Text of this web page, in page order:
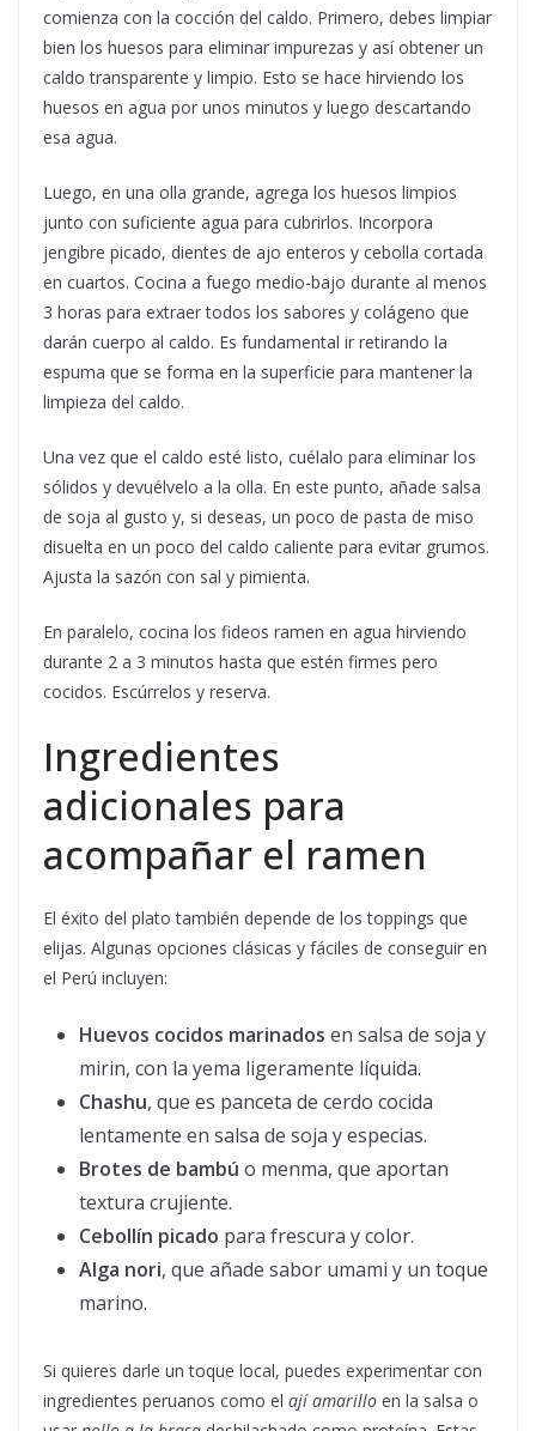
comienza con la cocción del caldo. Primero, debes limpiar
bien los huesos para eliminar impurezas y así obtener un
caldo transparente y limpio. Esto se hace hirviendo los
huesos en agua por unos minutos y luego descartando
esa agua.
Luego, en una olla grande, agrega los huesos limpios
junto con suficiente agua para cubrirlos. Incorpora
jengibre picado, dientes de ajo enteros y cebolla cortada
en cuartos. Cocina a fuego medio-bajo durante al menos
3 horas para extraer todos los sabores y colágeno que
darán cuerpo al caldo. Es fundamental ir retirando la
espuma que se forma en la superficie para mantener la
limpieza del caldo.
Una vez que el caldo esté listo, cuélalo para eliminar los
sólidos y devuélvelo a la olla. En este punto, añade salsa
de soja al gusto y, si deseas, un poco de pasta de miso
disuelta en un poco del caldo caliente para evitar grumos.
Ajusta la sazón con sal y pimienta.
En paralelo, cocina los fideos ramen en agua hirviendo
durante 2 a 3 minutos hasta que estén firmes pero
cocidos. Escúrrelos y reserva.
Ingredientes
adicionales para
acompañar el ramen
El éxito del plato también depende de los toppings que
elijas. Algunas opciones clásicas y fáciles de conseguir en
el Perú incluyen:
Huevos cocidos marinados en salsa de soja y
mirin, con la yema ligeramente líquida.
Chashu, que es panceta de cerdo cocida
lentamente en salsa de soja y especias.
Brotes de bambú o menma, que aportan
textura crujiente.
Cebollín picado para frescura y color.
Alga nori, que añade sabor umami y un toque
marino.
Si quieres darle un toque local, puedes experimentar con
ingredientes peruanos como el ají amarillo en la salsa o